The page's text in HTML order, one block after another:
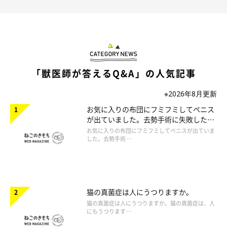
「獣医師が答えるQ&A」の人気記事
※2026年8月更新
お気に入りの布団にフミフミしてペニス
が出ていました。去勢手術に失敗したの
でしょうか。
お気に入りの布団にフミフミしてペニスが出ていま
した。去勢手術 …
猫の真菌症は人にうつりますか。
猫の真菌症は人にうつりますか。猫の真菌症は、人
にもうつります …